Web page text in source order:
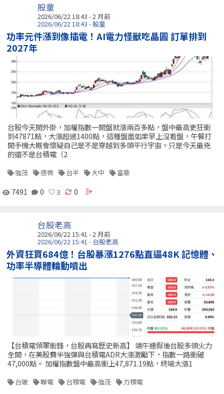
股童
2026/06/22 18:43 - 2 月前
2026/06/22 18:43 - 股童
功率元件漲到像插電！AI電力怪獸吃晶圓 訂單排到
2027年
台股今天開外掛，加權指數一開盤就漲兩百多點，盤中最高更狂衝
到47871點，大漲超過1400點，這種盤面如果早上沒看盤，午餐打
開手機大概會懷疑自己是不是穿越到多頭平行宇宙。只是今天最兇
的還不是台積電（2
強茂 德微 台半 大中 富鼎
7491 0 0
台股老高
2026/06/22 15:41 - 2 月前
2026/06/22 15:41 - 台股老高
外資狂買684億！台股暴漲1276點直逼48K 記憶體、
功率半導體輪動噴出
【台積電領軍衝鋒，台股再寫歷史新高】 端午連假後台股多頭火力
全開，在美股費半強彈與台積電ADR大漲激勵下，指數一路衝破
47,000點。 加權指數盤中最高衝上47,871.19點，終場大漲1
台玻 聯電 台積電 強茂 力積電